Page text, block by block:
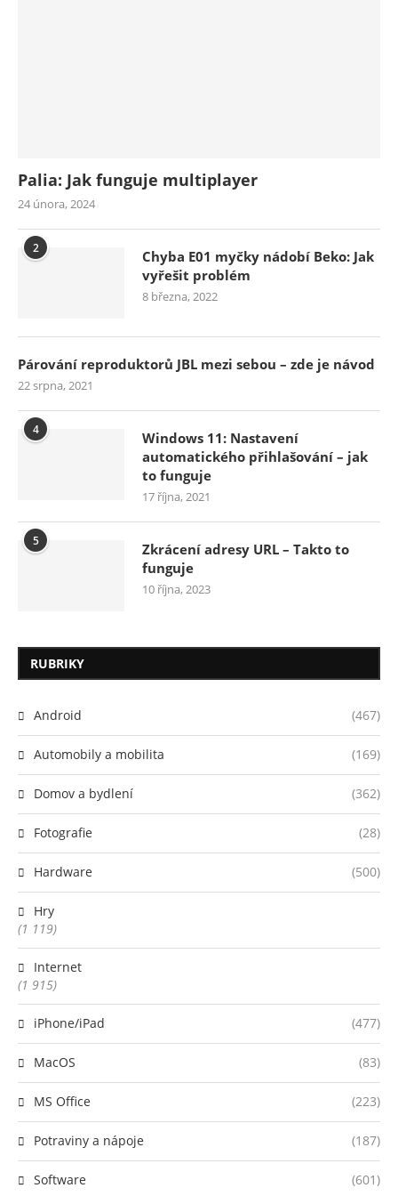
Palia: Jak funguje multiplayer
24 února, 2024
2
Chyba E01 myčky nádobí Beko: Jak
vyřešit problém
8 března, 2022
Párování reproduktorů JBL mezi sebou – zde je návod
22 srpna, 2021
4
Windows 11: Nastavení
automatického přihlašování – jak
to funguje
17 října, 2021
5
Zkrácení adresy URL – Takto to
funguje
10 října, 2023
RUBRIKY
Android (467)
Automobily a mobilita (169)
Domov a bydlení (362)
Fotografie (28)
Hardware (500)
Hry
(1 119)
Internet
(1 915)
iPhone/iPad (477)
MacOS (83)
MS Office (223)
Potraviny a nápoje (187)
Software (601)